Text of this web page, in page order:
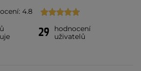
4.8
29
hodnocení
uživatelů